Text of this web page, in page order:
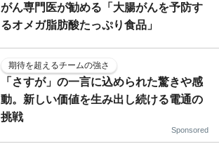
がん専門医が勧める「大腸がんを予防す
るオメガ脂肪酸たっぷり食品」
期待を超えるチームの強さ
「さすが」の一言に込められた驚きや感
動。新しい価値を生み出し続ける電通の
挑戦
Sponsored